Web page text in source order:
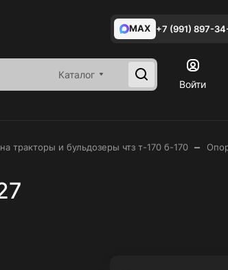
MAX +7 (991) 897-
Каталог
Войти
тракторы и бульдозеры чтз т-170 б-170 –